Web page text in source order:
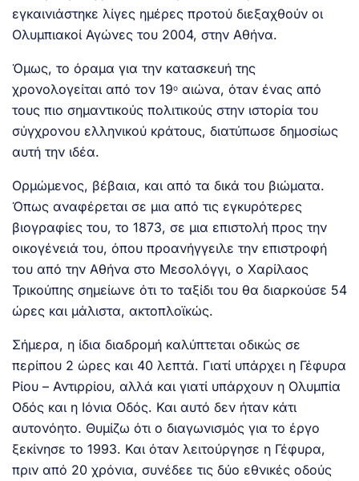
εγκαινιάστηκε λίγες ημέρες προτού διεξαχθούν οι
Ολυμπιακοί Αγώνες του 2004, στην Αθήνα.
Όμως, το όραμα για την κατασκευή της
χρονολογείται από τον 19ο αιώνα, όταν ένας από
τους πιο σημαντικούς πολιτικούς στην ιστορία του
σύγχρονου ελληνικού κράτους, διατύπωσε δημοσίως
αυτή την ιδέα.
Ορμώμενος, βέβαια, και από τα δικά του βιώματα.
Όπως αναφέρεται σε μια από τις εγκυρότερες
βιογραφίες του, το 1873, σε μια επιστολή προς την
οικογένειά του, όπου προανήγγειλε την επιστροφή
του από την Αθήνα στο Μεσολόγγι, ο Χαρίλαος
Τρικούπης σημείωνε ότι το ταξίδι του θα διαρκούσε 54
ώρες και μάλιστα, ακτοπλοϊκώς.
Σήμερα, η ίδια διαδρομή καλύπτεται οδικώς σε
περίπου 2 ώρες και 40 λεπτά. Γιατί υπάρχει η Γέφυρα
Ρίου – Αντιρρίου, αλλά και γιατί υπάρχουν η Ολυμπία
Οδός και η Ιόνια Οδός. Και αυτό δεν ήταν κάτι
αυτονόητο. Θυμίζω ότι ο διαγωνισμός για το έργο
ξεκίνησε το 1993. Και όταν λειτούργησε η Γέφυρα,
πριν από 20 χρόνια, συνέδεε τις δύο εθνικές οδούς